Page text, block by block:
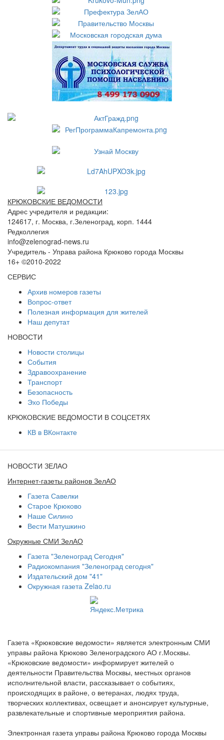
КРЮКОВСКИЕ ВЕДОМОСТИ
Адрес учредителя и редакции:
124617, г. Москва, г.Зеленоград, корп. 1444
Редколлегия
info@zelenograd-news.ru
Учредитель - Управа района Крюково города Москвы
16+ ©2010-2022
СЕРВИС
Архив номеров газеты
Вопрос-ответ
Полезная информация для жителей
Наш депутат
НОВОСТИ
Новости столицы
События
Здравоохранение
Транспорт
Безопасность
Эхо Победы
КРЮКОВСКИЕ ВЕДОМОСТИ В СОЦСЕТЯХ
КВ в ВКонтакте
НОВОСТИ ЗЕЛАО
Интернет-газеты районов ЗелАО
Газета Савелки
Старое Крюково
Наше Силино
Вести Матушкино
Окружные СМИ ЗелАО
Газета "Зеленоград Сегодня"
Радиокомпания "Зеленоград сегодня"
Издательский дом "41"
Окружная газета Zelao.ru
Газета «Крюковские ведомости» является электронным СМИ
управы района Крюково Зеленоградского АО г.Москвы.
«Крюковские ведомости» информирует жителей о
деятельности Правительства Москвы, местных органов
исполнительной власти, рассказывает о событиях,
происходящих в районе, о ветеранах, людях труда,
творческих коллективах, освещает и анонсирует культурные,
развлекательные и спортивные мероприятия района.
Электронная газета управы района Крюково города Москвы